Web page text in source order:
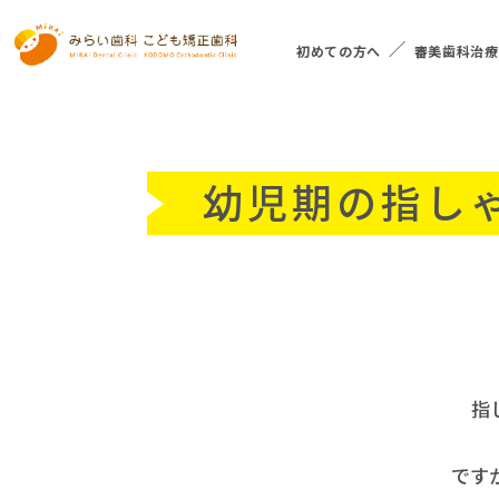
初めての方へ 審美歯科治療
幼児期の指し
指
です